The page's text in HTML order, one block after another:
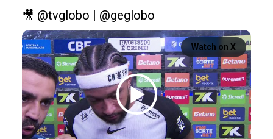
🎥 @tvglobo | @geglobo
Watch on X